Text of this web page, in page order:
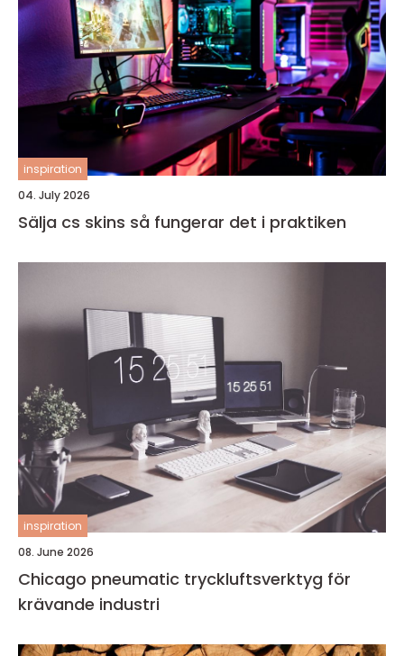
inspiration
04. July 2026
Sälja cs skins så fungerar det i praktiken
inspiration
08. June 2026
Chicago pneumatic tryckluftsverktyg för
krävande industri